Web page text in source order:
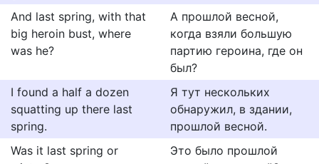
And last spring, with that
big heroin bust, where
was he?
А прошлой весной,
когда взяли большую
партию героина, где он
был?
I found a half a dozen
squatting up there last
spring.
Я тут нескольких
обнаружил, в здании,
прошлой весной.
Was it last spring or
Это было прошлой